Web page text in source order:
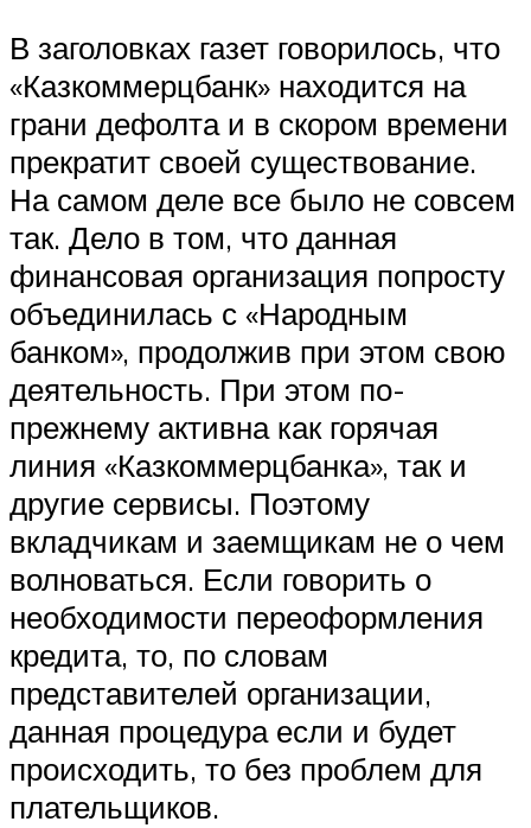
В заголовках газет говорилось, что
«Казкоммерцбанк» находится на
грани дефолта и в скором времени
прекратит своей существование.
На самом деле все было не совсем
так. Дело в том, что данная
финансовая организация попросту
объединилась с «Народным
банком», продолжив при этом свою
деятельность. При этом по-
прежнему активна как горячая
линия «Казкоммерцбанка», так и
другие сервисы. Поэтому
вкладчикам и заемщикам не о чем
волноваться. Если говорить о
необходимости переоформления
кредита, то, по словам
представителей организации,
данная процедура если и будет
происходить, то без проблем для
плательщиков.